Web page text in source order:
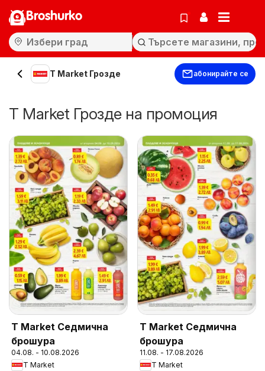
Broshurko
T Market Грозде абонирайте се
T Market Грозде на промоция
T Market Седмична
брошура
04.08. - 10.08.2026
T Market
T Market Седмична
брошура
11.08. - 17.08.2026
T Market